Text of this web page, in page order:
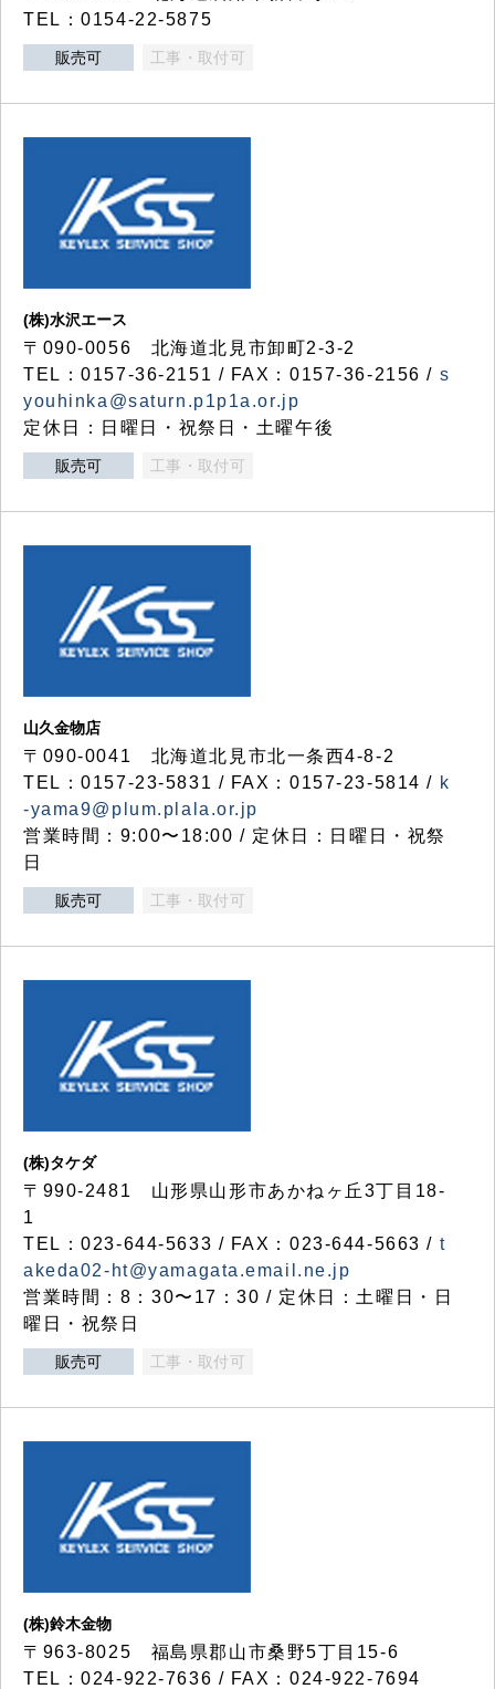
TEL：0154-22-5875
販売可 工事・取付可
(株)水沢エース
〒090-0056 北海道北見市卸町2-3-2
TEL：0157-36-2151 / FAX：0157-36-2156 / s
youhinka@saturn.p1p1a.or.jp
定休日：日曜日・祝祭日・土曜午後
販売可 工事・取付可
山久金物店
〒090-0041 北海道北見市北一条西4-8-2
TEL：0157-23-5831 / FAX：0157-23-5814 / k
-yama9@plum.plala.or.jp
営業時間：9:00〜18:00 / 定休日：日曜日・祝祭
日
販売可 工事・取付可
(株)タケダ
〒990-2481 山形県山形市あかねヶ丘3丁目18-
1
TEL：023-644-5633 / FAX：023-644-5663 / t
akeda02-ht@yamagata.email.ne.jp
営業時間：8：30〜17：30 / 定休日：土曜日・日
曜日・祝祭日
販売可 工事・取付可
(株)鈴木金物
〒963-8025 福島県郡山市桑野5丁目15-6
TEL：024-922-7636 / FAX：024-922-7694